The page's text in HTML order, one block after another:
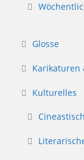
Glosse
Karikaturen
Kulturelles